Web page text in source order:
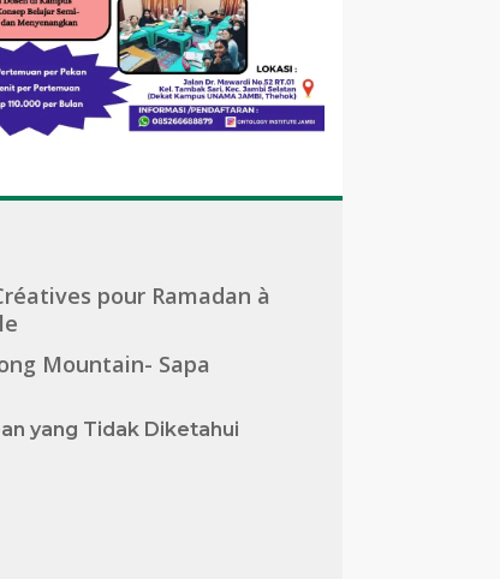
pour Ramadan à
Mountain- Sapa
yang Tidak Diketahui